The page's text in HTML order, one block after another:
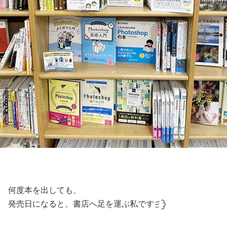
何度本を出しても、
発売日になると、書店へ足を運ぶ私です